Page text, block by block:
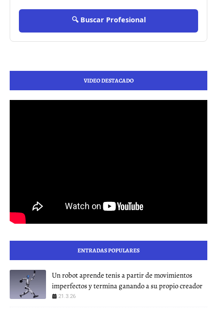
🔍 Buscar Profesional
VIDEO DESTACADO
ENTRADAS POPULARES
Un robot aprende tenis a partir de movimientos
imperfectos y termina ganando a su propio creador
21.3.26